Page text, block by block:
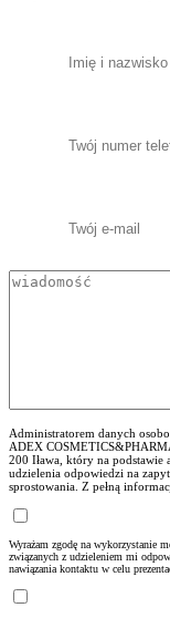
Administratorem danych
ADEX
200 Iława, który na podstawie
udzielenia odpowiedzi na
sprostowania. Z pełną
Wyrażam zgodę na wykorzystanie
związanych z udzieleniem mi
nawiązania kontaktu w celu